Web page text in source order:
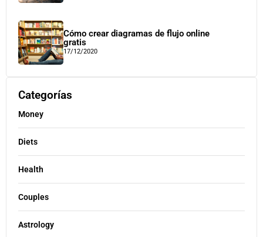
Cómo crear diagramas de flujo online
gratis
17/12/2020
Categorías
Money
Diets
Health
Couples
Astrology